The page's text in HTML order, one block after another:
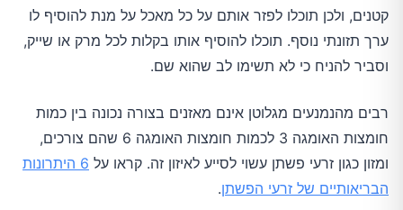
קטנים, ולכן תוכלו לפזר אותם על כל מאכל על מנת להוסיף לו
ערך תזונתי נוסף. תוכלו להוסיף אותו בקלות לכל מרק או שייק,
וסביר להניח כי לא תשימו לב שהוא שם.
רבים מהנמנעים מגלוטן אינם מאזנים בצורה נכונה בין כמות
חומצות האומגה 3 לכמות חומצות האומגה 6 שהם צורכים,
ומזון כגון זרעי פשתן עשוי לסייע לאיזון זה. קראו על
6 היתרונות
הבריאותיים של זרעי הפשתן.